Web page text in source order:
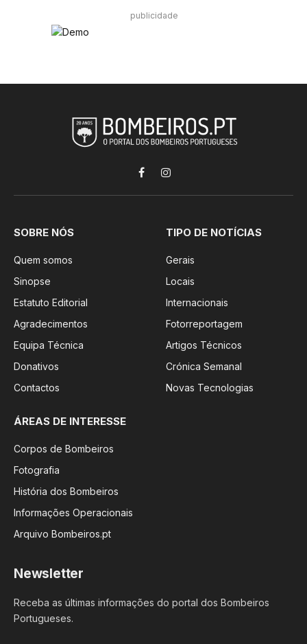
publicidade
FacebookInstagram
SOBRE NÓS
Quem somos
Sinopse
Estatuto Editorial
Agradecimentos
Equipa Técnica
Donativos
Contactos
TIPO DE NOTÍCIAS
Gerais
Locais
Internacionais
Fotorreportagem
Artigos Técnicos
Crónica Semanal
Novas Tecnologias
ÁREAS DE INTERESSE
Corpos de Bombeiros
Fotografia
História dos Bombeiros
Informações Operacionais
Arquivo Bombeiros.pt
Newsletter
Receba as últimas informações do portal dos Bombeiros
Portugueses.